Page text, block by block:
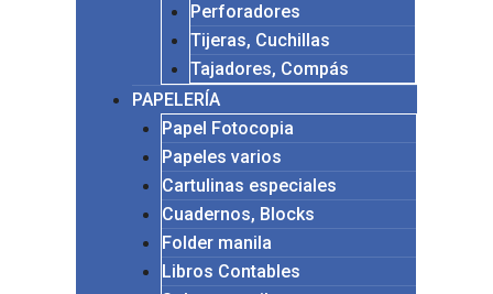
Perforadores
Tijeras, Cuchillas
Tajadores, Compás
PAPELERÍA
Papel Fotocopia
Papeles varios
Cartulinas especiales
Cuadernos, Blocks
Folder manila
Libros Contables